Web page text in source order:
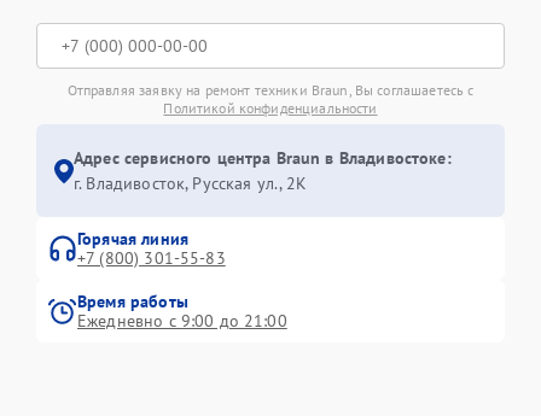
Отправляя заявку на ремонт техники Braun, Вы соглашаетесь с
Политикой конфиденциальности
Адрес сервисного центра Braun в Владивостоке:
г. Владивосток, Русская ул., 2К
Горячая линия
+7 (800) 301-55-83
Время работы
Ежедневно с 9:00 до 21:00